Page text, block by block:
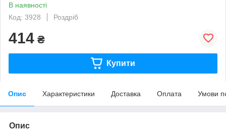
В наявності
Код: 3928
Роздріб
414 ₴
Купити
Опис Характеристики Доставка Оплата Умови
Опис